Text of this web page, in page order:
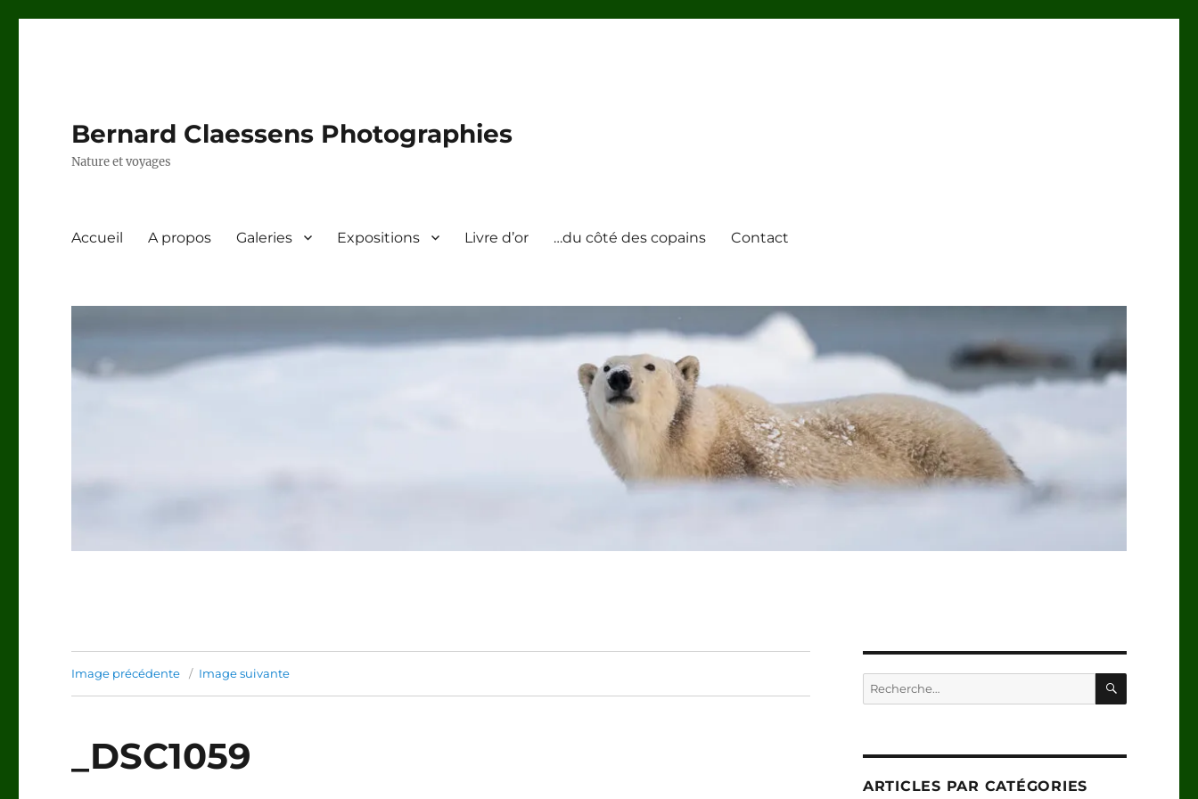
Bernard Claessens Photographies
Nature et voyages
Accueil A propos Galeries Expositions Livre d’or …du côté des copains Contact
Image précédente Image suivante
_DSC1059
Recherche
pour :
ARTICLES PAR CATÉGORIES